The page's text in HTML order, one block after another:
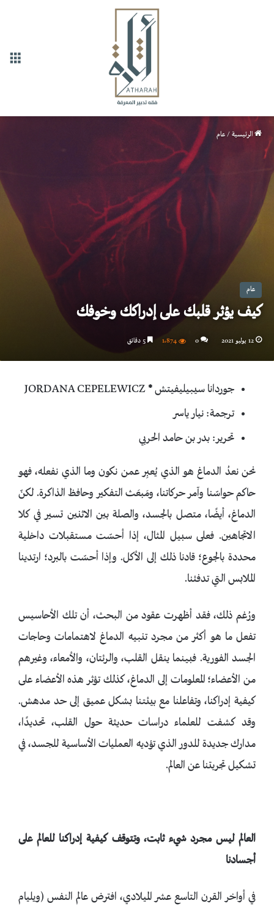
الرئيسية / عام
عام
كيف يؤثر قلبك على إدراكك وخوفك
12 يوليو 2021 0 1٬874
جوردانا سيبيليفيتش*
ترجمة: نيار ياسر
تحرير: بدر بن حامد الحربي
نحن نعدُ الدماغ هو الذي يُعبِر عمن نكون وما الذي نفعله، فهو
حاكم حواسّنا وآمر حركاتنا، ومَبعَث التفكير وحافظ الذاكرة. لكنّ
الدماغ، أيضًا، متصل بالجسد، والصلة بين الاثنين تسير في كلا
الاتجاهين. فعلى سبيل المثال، إذا أحسّت مستقبلات داخلية
محددة بالجوع؛ قادنا ذلك إلى الأكل. وإذا أحسّت بالبرد؛ ارتدينا
الملابس التي تدفئنا.
ورُغم ذلك، فقد أظهرت عقود من البحث، أن تلك الأحاسيس
تفعل ما هو أكثر من مجرد تنبيه الدماغ لاهتمامات وحاجات
الجسد الفورية. فبينما ينقل القلب، والرئتان، والأمعاء، وغيرهم
من الأعضاء؛ المعلومات إلى الدماغ، كذلك تؤثر هذه الأعضاء على
كيفية إدراكنا، وتفاعلنا مع بيئتنا بشكل عميق إلى حد مدهش.
وقد كشفت للعلماء دراسات حديثة حول القلب، تحديدًا،
مدارك جديدة للدور الذي تؤديه العمليات الأساسية للجسد، في
تشكيل تجربتنا عن العالم.
العالم ليس مجرد شيء ثابت، وتتوقف كيفية إدراكنا للعالم على
أجسادنا
في أواخر القرن التاسع عشر الميلادي، افترض عالم النفس (ويليام